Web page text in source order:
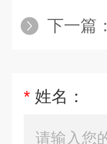
下一篇：
* 姓名：